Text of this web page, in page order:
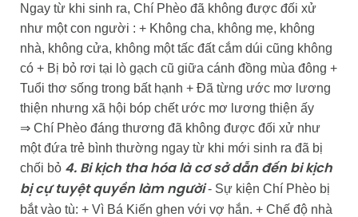
Ngay từ khi sinh ra, Chí Phèo đã không được đối xử
như một con người : + Không cha, không mẹ, không
nhà, không cửa, không một tấc đất cắm dúi cũng không
có + Bị bỏ rơi tại lò gạch cũ giữa cánh đồng mùa đông +
Tuổi thơ sống trong bất hạnh + Đã từng ước mơ lương
thiện nhưng xã hội bóp chết ước mơ lương thiện ấy
⇒ Chí Phèo đáng thương đã không được đối xử như
một đứa trẻ bình thường ngay từ khi mới sinh ra đã bị
chối bỏ 4. Bi kịch tha hóa là cơ sở dẫn đến bi kịch
bị cự tuyệt quyền làm người- Sự kiện Chí Phèo bị
bắt vào tù: + Vì Bá Kiến ghen với vợ hắn. + Chế độ nhà